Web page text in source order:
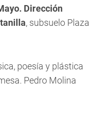
Dirección
, subsuelo Plaza
poesía y plástica
Pedro Molina